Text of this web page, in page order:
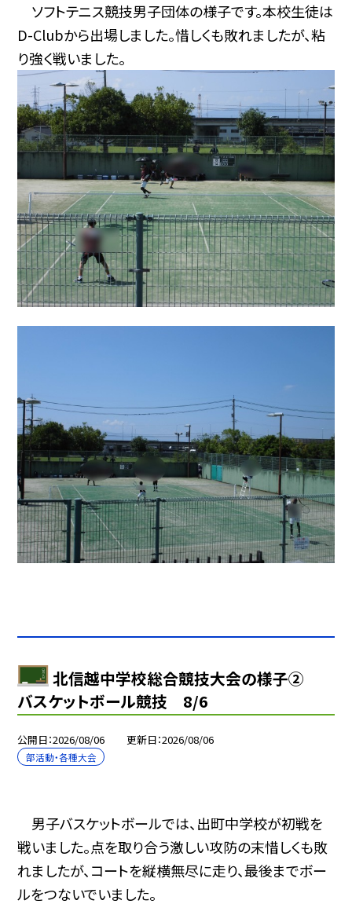
ソフトテニス競技男子団体の様子です。本校生徒は
D-Clubから出場しました。惜しくも敗れましたが、粘
り強く戦いました。
北信越中学校総合競技大会の様子②
バスケットボール競技 8/6
公開日 2026/08/06 更新日 2026/08/06
部活動・各種大会
男子バスケットボールでは、出町中学校が初戦を
戦いました。点を取り合う激しい攻防の末惜しくも敗
れましたが、コートを縦横無尽に走り、最後までボー
ルをつないでいました。